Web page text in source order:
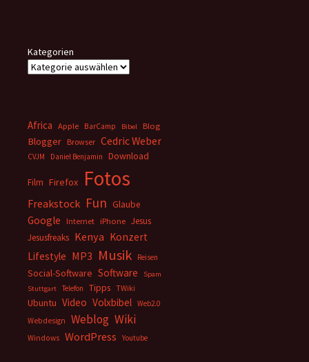
Kategorien
Africa Apple BarCamp Bibel Blog
Blogger Browser Cedric Weber
CVJM Daniel Benjamin Download
Film Firefox Fotos
Freakstock Fun Glaube
Google Internet iPhone Jesus
Jesusfreaks Kenya Konzert
Lifestyle MP3 Musik Reisen
Social-Software Software
Spam
Stuttgart
Telefon Tipps TWiki
Ubuntu Video Volxbibel Web2.0
Webdesign
Weblog Wiki
Windows WordPress Youtube